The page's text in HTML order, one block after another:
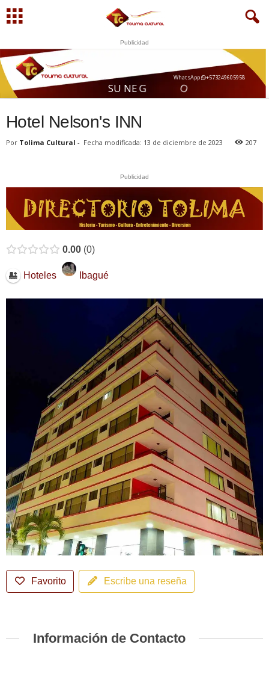
Publicidad
SU NEGO
WhatsApp +573249605958
Hotel Nelson's INN
Por Tolima Cultural - Fecha modificada: 13 de diciembre de 2023 207
Publicidad
0.00 0
Hoteles Ibagué
Favorito Escribe una reseña
Información de Contacto